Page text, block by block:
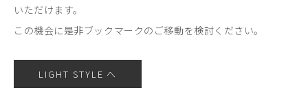
いただけます。
この機会に是非ブックマークのご移動を検討ください。
LIGHT STYLE へ